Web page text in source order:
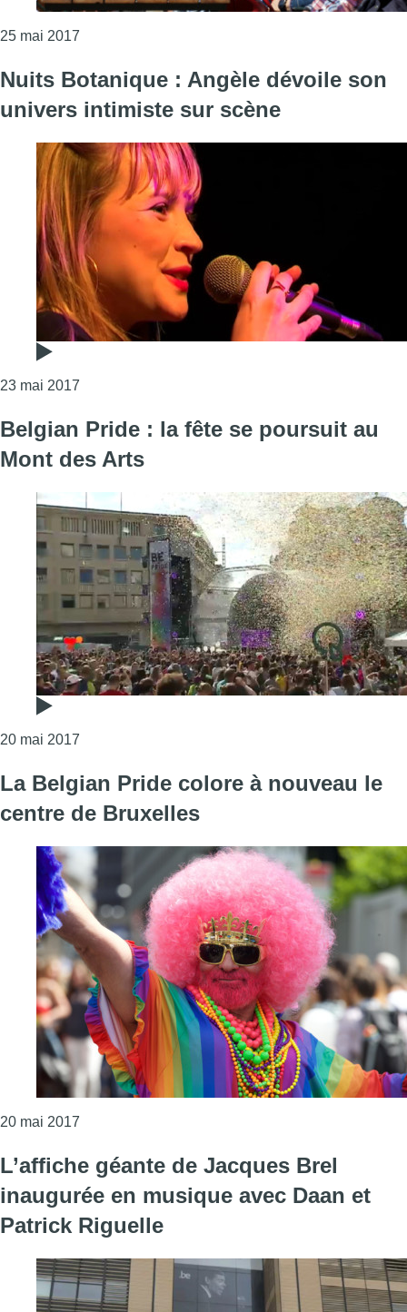
25 mai 2017
Nuits Botanique : Angèle dévoile son
univers intimiste sur scène
23 mai 2017
Belgian Pride : la fête se poursuit au
Mont des Arts
20 mai 2017
La Belgian Pride colore à nouveau le
centre de Bruxelles
20 mai 2017
L’affiche géante de Jacques Brel
inaugurée en musique avec Daan et
Patrick Riguelle